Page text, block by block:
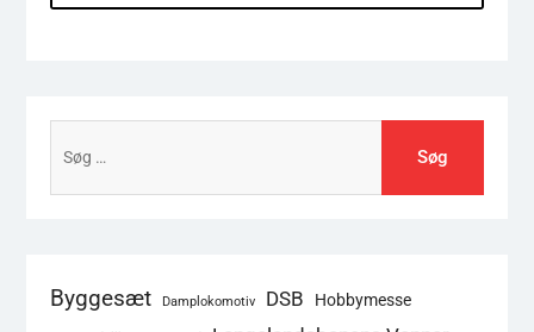
efter:
Byggesæt Damplokomotiv DSB Hobbymesse